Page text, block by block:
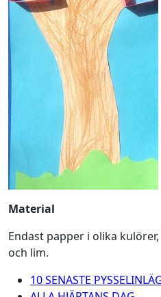
Material
Endast papper i olika
och lim.
10 SENASTE